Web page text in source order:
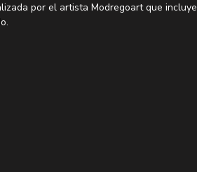
por el artista Modregoart que incluye